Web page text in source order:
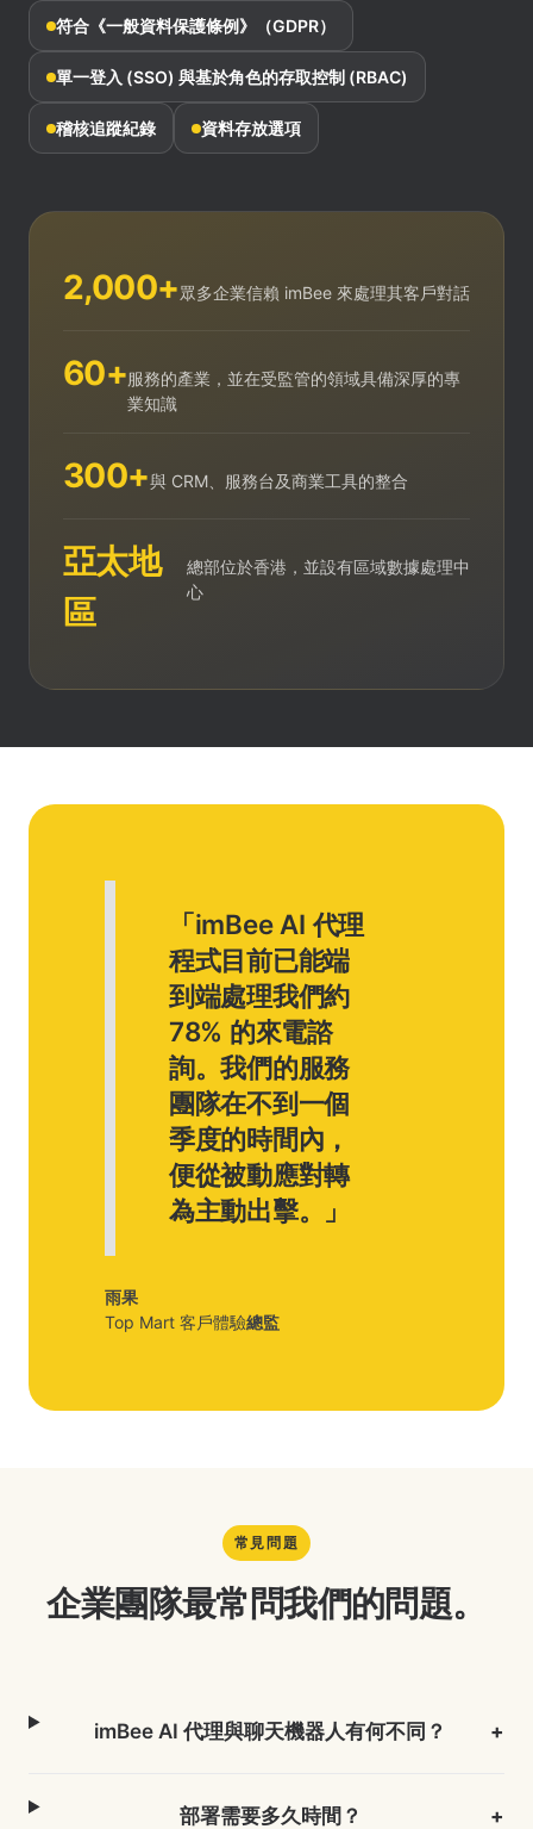
符合《一般資料保護條例》（GDPR）
單一登入 (SSO) 與基於角色的存取控制 (RBAC)
稽核追蹤紀錄 資料存放選項
2,000+眾多企業信賴 imBee 來處理其客戶對話
60+服務的產業，並在受監管的領域具備深厚的專
業知識
300+與 CRM、服務台及商業工具的整合
亞太地
區
總部位於香港，並設有區域數據處理中
心
「imBee AI 代理
程式目前已能端
到端處理我們約
78% 的來電諮
詢。我們的服務
團隊在不到一個
季度的時間內，
便從被動應對轉
為主動出擊。」
雨果
‍Top Mart 客戶體驗總監
常見問題
企業團隊最常問我們的問題。
imBee AI 代理與聊天機器人有何不同？ +
部署需要多久時間？ +